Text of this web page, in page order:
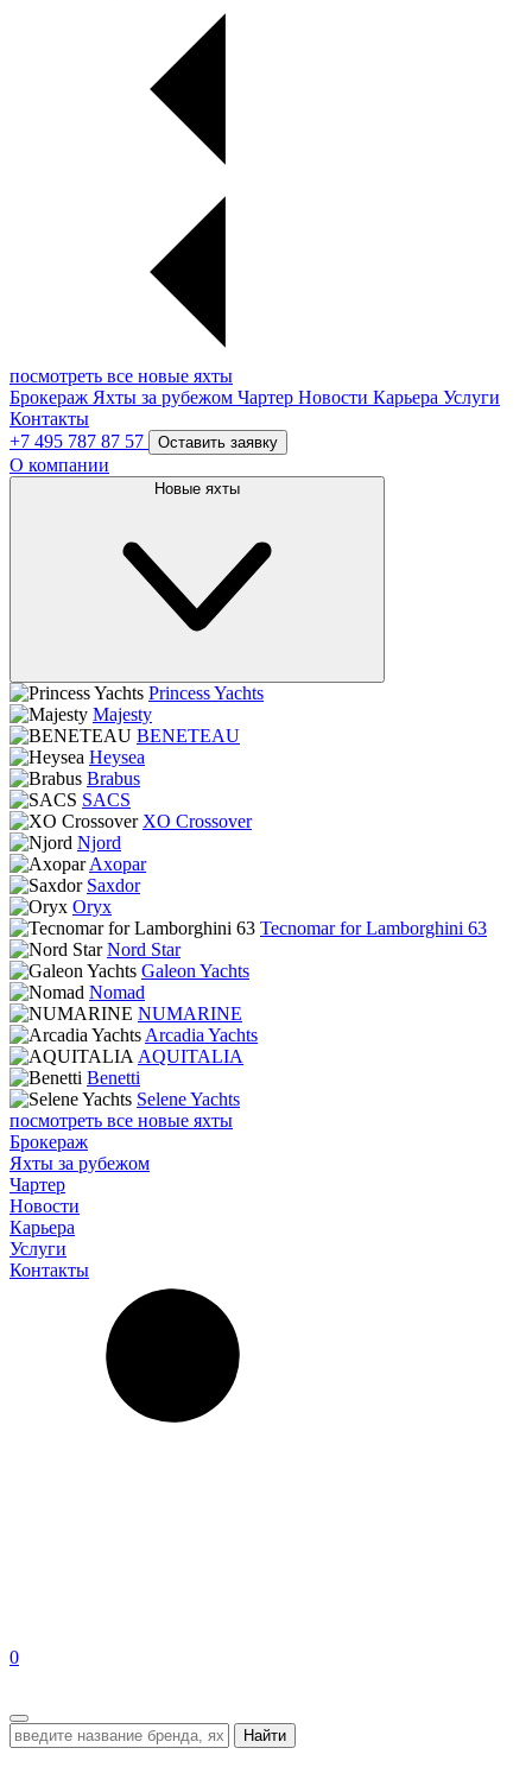
посмотреть все новые яхты
Брокераж Яхты за рубежом Чартер Новости Карьера Услуги
Контакты
+7 495 787 87 57
Оставить заявку
О компании
Новые яхты
Princess Yachts
Majesty
BENETEAU
Heysea
Brabus
SACS
XO Crossover
Njord
Axopar
Saxdor
Oryx
Tecnomar for Lamborghini 63
Nord Star
Galeon Yachts
Nomad
NUMARINE
Arcadia Yachts
AQUITALIA
Benetti
Selene Yachts
посмотреть все новые яхты
Брокераж
Яхты за рубежом
Чартер
Новости
Карьера
Услуги
Контакты
0
Найти